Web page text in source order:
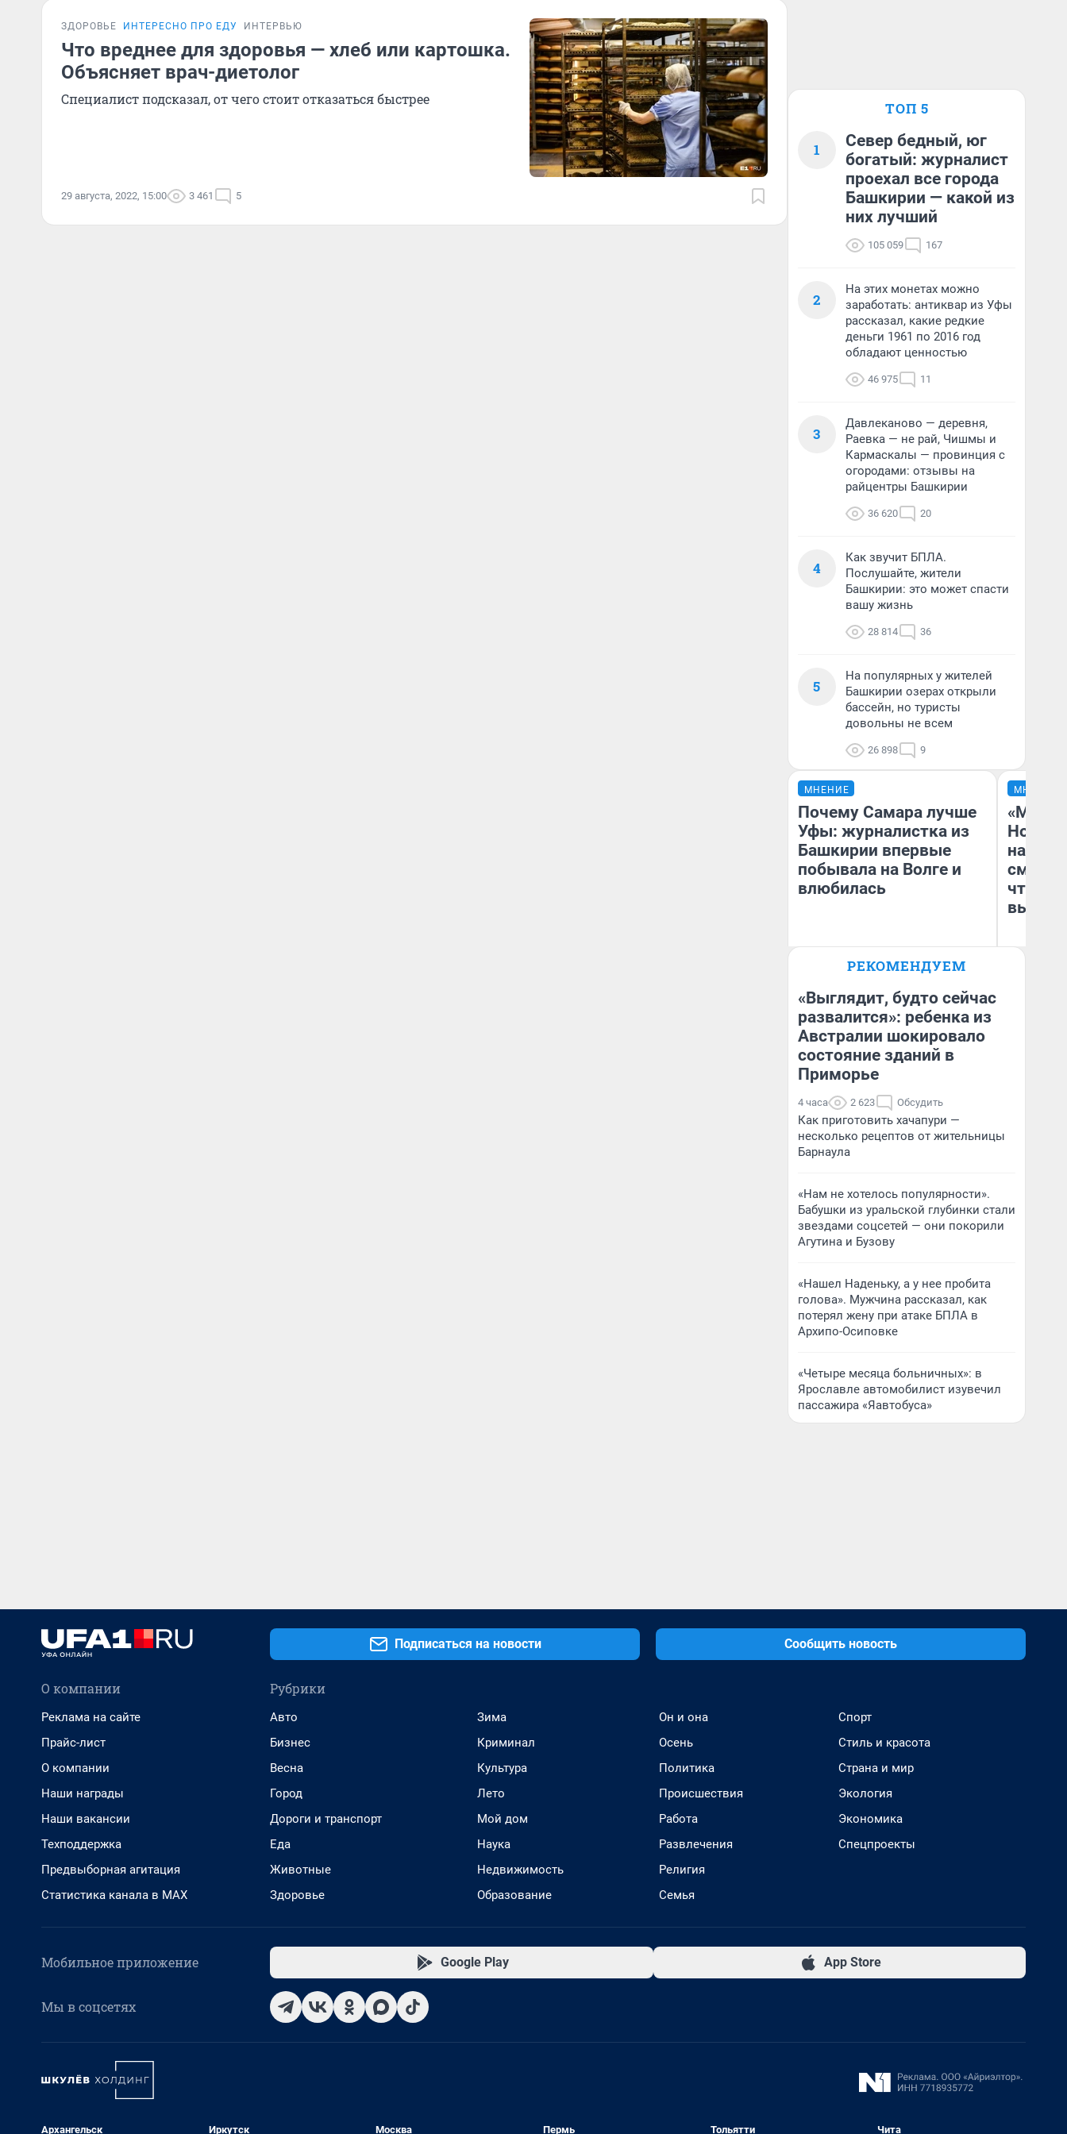
ЗДОРОВЬЕ ИНТЕРЕСНО ПРО ЕДУ ИНТЕРВЬЮ
Что вреднее для здоровья — хлеб или картошка.
Объясняет врач-диетолог
Специалист подсказал, от чего стоит отказаться быстрее
29 августа, 2022, 15:00 3 461 5
ТОП 5
1
Север бедный, юг
богатый: журналист
проехал все города
Башкирии — какой из
них лучший
105 059 167
2
На этих монетах можно
заработать: антиквар из Уфы
рассказал, какие редкие
деньги 1961 по 2016 год
обладают ценностью
46 975 11
3
Давлеканово — деревня,
Раевка — не рай, Чишмы и
Кармаскалы — провинция с
огородами: отзывы на
райцентры Башкирии
36 620 20
4
Как звучит БПЛА.
Послушайте, жители
Башкирии: это может спасти
вашу жизнь
28 814 36
5
На популярных у жителей
Башкирии озерах открыли
бассейн, но туристы
довольны не всем
26 898 9
МНЕНИЕ
Почему Самара лучше
Уфы: журналистка из
Башкирии впервые
побывала на Волге и
влюбилась
Назифа Нурмухаметова
МНЕНИЕ
«Мы
чтобы
РЕКОМЕНДУЕМ
«Выглядит, будто сейчас
развалится»: ребенка из
Австралии шокировало
состояние зданий в
Приморье
4 часа 2 623 Обсудить
Как приготовить хачапури —
несколько рецептов от жительницы
Барнаула
«Нам не хотелось популярности».
Бабушки из уральской глубинки стали
звездами соцсетей — они покорили
Агутина и Бузову
«Нашел Наденьку, а у нее пробита
голова». Мужчина рассказал, как
потерял жену при атаке БПЛА в
Архипо-Осиповке
«Четыре месяца больничных»: в
Ярославле автомобилист изувечил
пассажира «Яавтобуса»
Подписаться на новости Сообщить новость
О компании
Реклама на сайте
Прайс-лист
О компании
Наши награды
Наши вакансии
Техподдержка
Предвыборная агитация
Статистика канала в MAX
Рубрики
Авто
Бизнес
Весна
Город
Дороги и транспорт
Еда
Животные
Здоровье
Зима
Криминал
Культура
Лето
Мой дом
Наука
Недвижимость
Образование
Он и она
Осень
Политика
Происшествия
Работа
Развлечения
Религия
Семья
Спорт
Стиль и красота
Страна и мир
Экология
Экономика
Спецпроекты
Мобильное приложение Google Play App Store
Мы в соцсетях
Архангельск Иркутск Москва Пермь Тольятти Чита